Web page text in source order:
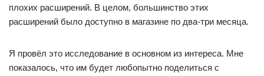
плохих расширений. В целом, большинство этих
расширений было доступно в магазине по два-три месяца.
Я провёл это исследование в основном из интереса. Мне
показалось, что им будет любопытно поделиться с